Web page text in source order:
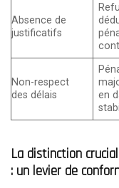
Absence de
justificatifs
Non-respect
des délais
en
La distinction
: un levier de